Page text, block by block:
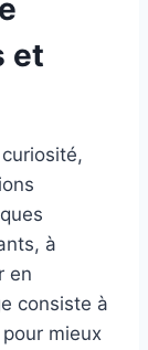
et
à
en
consiste à
mieux